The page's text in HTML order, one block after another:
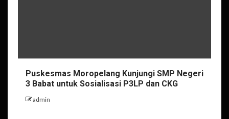
Puskesmas Moropelang Kunjungi SMP Negeri
3 Babat untuk Sosialisasi P3LP dan CKG
admin